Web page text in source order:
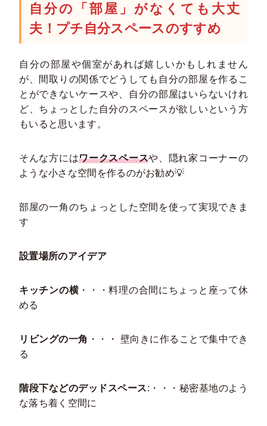
自分の「部屋」がなくても大丈
夫！プチ自分スペースのすすめ
自分の部屋や個室があれば嬉しいかもしれません
が、間取りの関係でどうしても自分の部屋を作るこ
とができないケースや、自分の部屋はいらないけれ
ど、ちょっとした自分のスペースが欲しいという方
もいると思います。
そんな方にはワークスペースや、隠れ家コーナーの
ような小さな空間を作るのがお勧め💡
部屋の一角のちょっとした空間を使って実現できま
す
設置場所のアイデア
キッチンの横・・・料理の合間にちょっと座って休
める
リビングの一角 ・・・ 壁向きに作ることで集中でき
る
階段下などのデッドスペース:・・・秘密基地のよう
な落ち着く空間に